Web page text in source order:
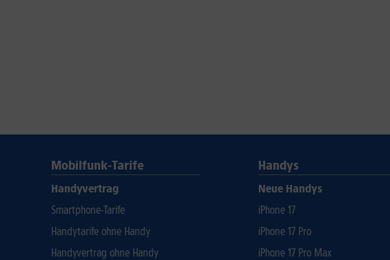
Mobilfunk-Tarife
Handyvertrag
Smartphone-Tarife
Handytarife ohne Handy
Handyvertrag ohne Handy
Handys
Neue Handys
iPhone 17
iPhone 17 Pro
iPhone 17 Pro Max